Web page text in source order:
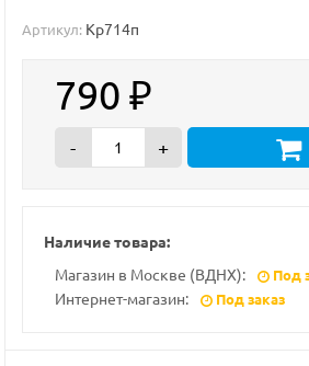
Артикул: Кр714п
790 ₽
- +
Наличие товара:
Магазин в Москве (ВДНХ):
Под
Интернет-магазин: Под заказ